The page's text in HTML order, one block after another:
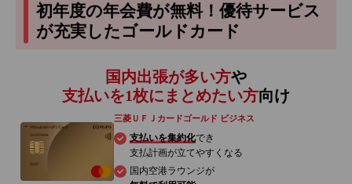
初年度の年会費が無料！優待サービス
が充実したゴールドカード
国内出張が多い方や
支払いを1枚にまとめたい方向け
三菱ＵＦＪカードゴールド ビジネス
支払いを集約化でき
支払計画が立てやすくなる
国内空港ラウンジが